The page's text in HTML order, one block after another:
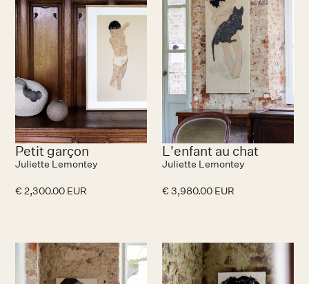
Petit garçon
Juliette Lemontey
€ 2,300.00 EUR
L'enfant au chat
Juliette Lemontey
€ 3,980.00 EUR